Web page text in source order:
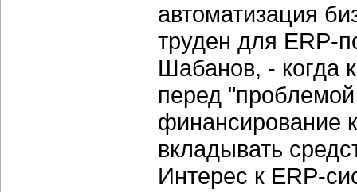
автоматизация
труден для ERP-
Шабанов, - когда
перед
финансирование
вкладывать
Интерес к ERP-